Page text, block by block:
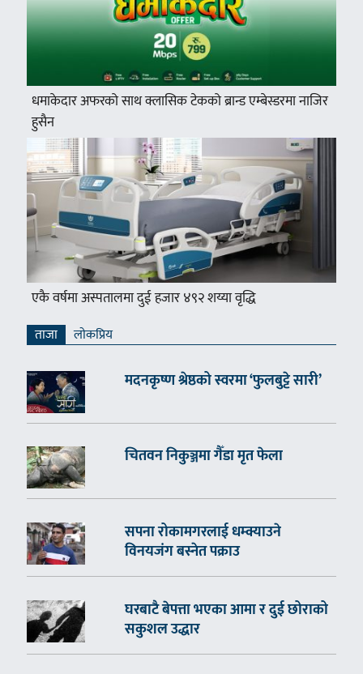
धमाकेदार अफरको साथ क्लासिक टेकको ब्रान्ड एम्बेस्डरमा नाजिर
हुसैन
एकै वर्षमा अस्पतालमा दुई हजार ४९२ शय्या वृद्धि
ताजा लाेकप्रिय
मदनकृष्ण श्रेष्ठको स्वरमा ‘फुलबुट्टे सारी’
चितवन निकुञ्जमा गैँडा मृत फेला
सपना रोकामगरलाई धम्क्याउने
विनयजंग बस्नेत पक्राउ
घरबाटै बेपत्ता भएका आमा र दुई छोराको
सकुशल उद्धार